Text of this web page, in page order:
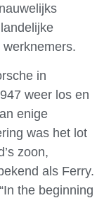
in
weer los en
enige
was het lot
zoon,
als Ferry.
the beginning